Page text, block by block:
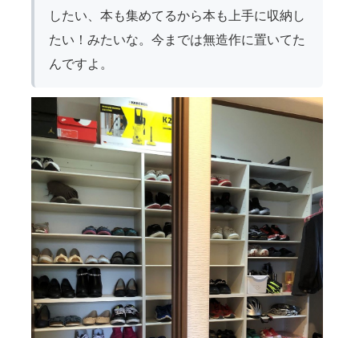
したい、本も集めてるから本も上手に収納し
たい！みたいな。今までは無造作に置いてた
んですよ。